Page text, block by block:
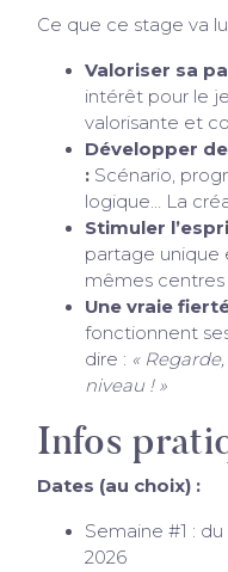
Ce que ce stage va
Valoriser sa
intérêt pour le
valorisante et
Développer
: Scénario,
logique… La
Stimuler
partage unique
mêmes centres
Une vraie
fonctionnent
dire : «
niveau ! »
Infos
Dates (au choix) :
Semaine #1 :
2026